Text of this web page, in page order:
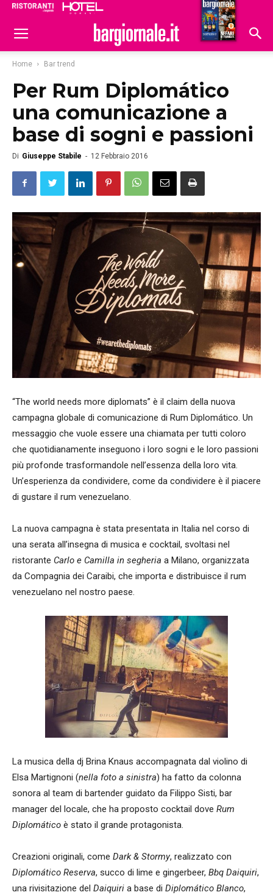
Hoteldomani
Home Bar trend
Per Rum Diplomático
una comunicazione a
base di sogni e passioni
Di Giuseppe Stabile - 12 Febbraio 2016
“The world needs more diplomats” è il claim della nuova
campagna globale di comunicazione di Rum Diplomático. Un
messaggio che vuole essere una chiamata per tutti coloro
che quotidianamente inseguono i loro sogni e le loro passioni
più profonde trasformandole nell’essenza della loro vita.
Un’esperienza da condividere, come da condividere è il piacere
di gustare il rum venezuelano.
La nuova campagna è stata presentata in Italia nel corso di
una serata all’insegna di musica e cocktail, svoltasi nel
ristorante Carlo e Camilla in segheria a Milano, organizzata
da Compagnia dei Caraibi, che importa e distribuisce il rum
venezuelano nel nostro paese.
La musica della dj Brina Knaus accompagnata dal violino di
Elsa Martignoni (nella foto a sinistra) ha fatto da colonna
sonora al team di bartender guidato da Filippo Sisti, bar
manager del locale, che ha proposto cocktail dove Rum
Diplomático è stato il grande protagonista.
Creazioni originali, come Dark & Stormy, realizzato con
Diplomático Reserva, succo di lime e gingerbeer, Bbq Daiquiri,
una rivisitazione del Daiquiri a base di Diplomático Blanco,